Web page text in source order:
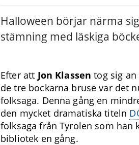
Halloween börjar närma
stämning med läskiga
Efter att Jon Klassen tog sig an
de tre bockarna bruse var det
folksaga. Denna gång en
den mycket dramatiska titeln
folksaga från Tyrolen som han
bibliotek en gång.